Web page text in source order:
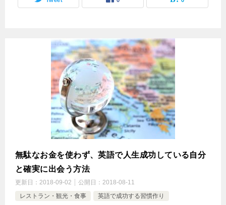
無駄なお金を使わず、英語で人生成功している自分
と確実に出会う方法
更新日： 2018-09-02 公開日： 2018-08-11
レストラン・観光・食事
英語で成功する習慣作り